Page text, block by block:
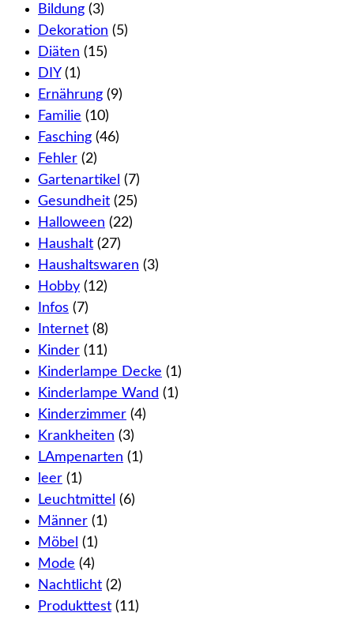
Bildung (3)
Dekoration (5)
Diäten (15)
DIY (1)
Ernährung (9)
Familie (10)
Fasching (46)
Fehler (2)
Gartenartikel (7)
Gesundheit (25)
Halloween (22)
Haushalt (27)
Haushaltswaren (3)
Hobby (12)
Infos (7)
Internet (8)
Kinder (11)
Kinderlampe Decke (1)
Kinderlampe Wand (1)
Kinderzimmer (4)
Krankheiten (3)
LAmpenarten (1)
leer (1)
Leuchtmittel (6)
Männer (1)
Möbel (1)
Mode (4)
Nachtlicht (2)
Produkttest (11)